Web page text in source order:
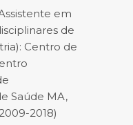
em
de
Centro de
Saúde MA,
2018)